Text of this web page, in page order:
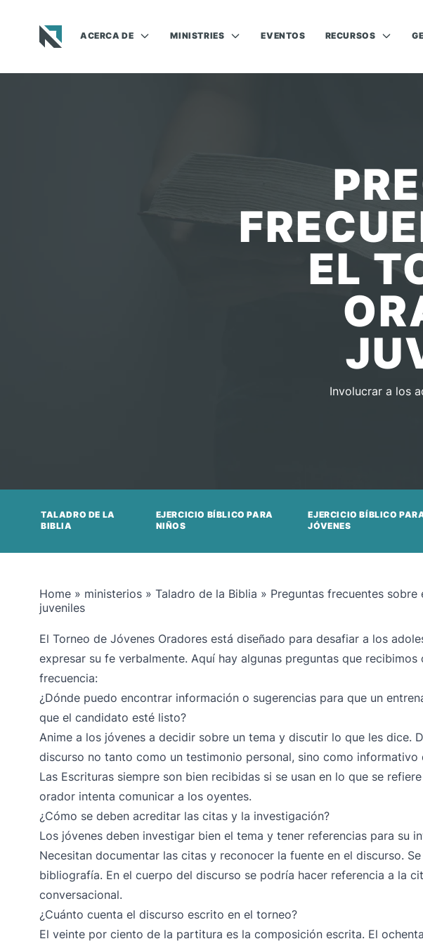
ACERCA DE MINISTRIES EVENTOS RECURSOS
EL
Involucrar a los
TALADRO DE LA
BIBLIA
EJERCICIO BÍBLICO PARA
NIÑOS
EJERCICIO BÍBLICO
JÓVENES
Home » ministerios » Taladro de la Biblia » Preguntas frecuentes
juveniles
El Torneo de Jóvenes Oradores está diseñado para desafiar a los
expresar su fe verbalmente. Aquí hay algunas preguntas que recibimos
frecuencia:
¿Dónde puedo encontrar información o sugerencias para que un
que el candidato esté listo?
Anime a los jóvenes a decidir sobre un tema y discutir lo que les dice.
discurso no tanto como un testimonio personal, sino como informativo
Las Escrituras siempre son bien recibidas si se usan en lo que se
orador intenta comunicar a los oyentes.
¿Cómo se deben acreditar las citas y la investigación?
Los jóvenes deben investigar bien el tema y tener referencias para su
Necesitan documentar las citas y reconocer la fuente en el discurso.
bibliografía. En el cuerpo del discurso se podría hacer referencia a la
conversacional.
¿Cuánto cuenta el discurso escrito en el torneo?
El veinte por ciento de la partitura es la composición escrita. El